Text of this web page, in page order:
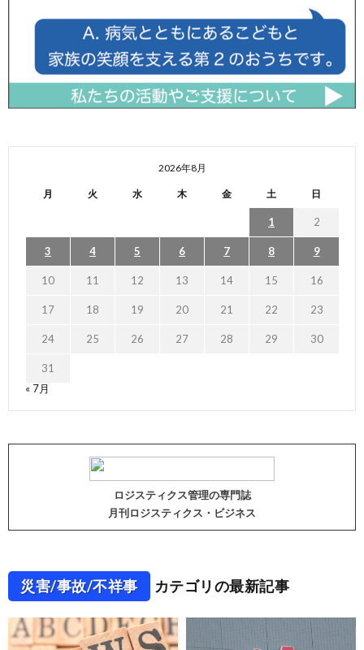
2026年8月
月 火 水 木 金 土 日
1 2
3 4 5 6 7 8 9
10 11 12 13 14 15 16
17 18 19 20 21 22 23
24 25 26 27 28 29 30
31
« 7月
ロジスティクス管理の専門誌
月刊ロジスティクス・ビジネス
災害/事故/不祥事 カテゴリの最新記事